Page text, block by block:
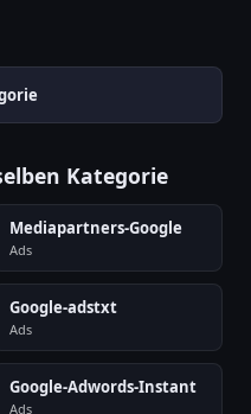
Kategorie
Mediapartners-Google
Ads
Google-adstxt
Ads
Google-Adwords-Instant
Ads